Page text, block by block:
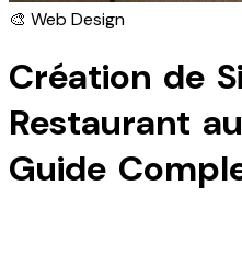
🎨 Web Design
Création de
Restaurant
Guide